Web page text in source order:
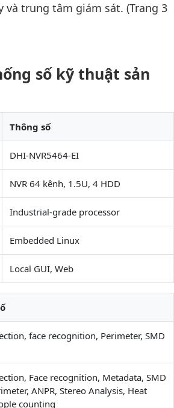
và trung tâm giám sát. (Trang 3
số kỹ thuật sản
Thông số
DHI-NVR5464-EI
NVR 64 kênh, 1.5U, 4 HDD
Industrial-grade processor
Embedded Linux
Local GUI, Web
face recognition, Perimeter, SMD
Face recognition, Metadata, SMD
ANPR, Stereo Analysis, Heat
counting